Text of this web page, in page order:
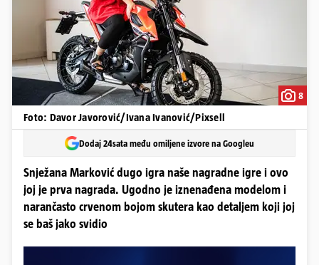
8
Foto: Davor Javorović/Ivana Ivanović/Pixsell
Dodaj 24sata među omiljene izvore na Googleu
Snježana Marković dugo igra naše nagradne igre i ovo
joj je prva nagrada. Ugodno je iznenađena modelom i
narančasto crvenom bojom skutera kao detaljem koji joj
se baš jako svidio